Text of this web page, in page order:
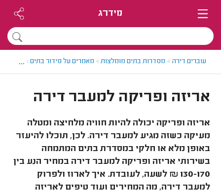
מידרג
עוברים דירה > מסדרות בתים מומלצות> מאמרים על סידור בתים>אריזה
...
אריזה ופריקה למעבר דירה
אריזה ופריקה יכולה להיות חוויה מלחיצה ומטלה
מעיקה כשזה מגיע למעבר דירה. לכן, תוכלו להיעזר
באופן מלא או חלקי במסדרת בתים המתמחה
בשירותי אריזה ופריקה למעבר דירה במחיר הנע בין
130-170 ₪ לשעה, לעובדת. איך לארוז ולפרוק
למעבר דירה, מה המחירים ועוד טיפים לאריזה